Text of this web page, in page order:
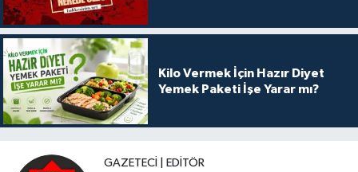
Kilo Vermek İçin Hazır Diyet
Yemek Paketi İşe Yarar mı?
GAZETECI | EDITÖR